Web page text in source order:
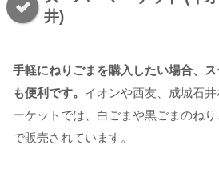
井)
手軽にねりごまを購入したい場合、
も便利です。 イオンや西友、成城石
ーケットでは、白ごまや黒ごまのね
で販売されています。